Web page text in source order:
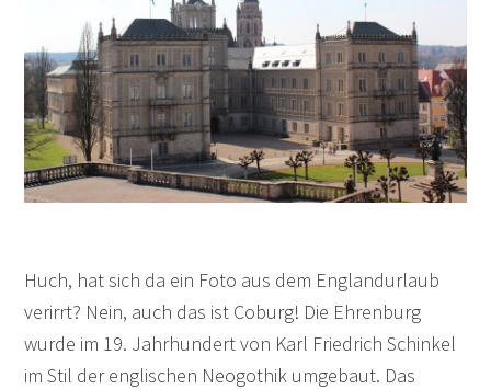
Huch, hat sich da ein Foto aus dem Englandurlaub
verirrt? Nein, auch das ist Coburg! Die Ehrenburg
wurde im 19. Jahrhundert von Karl Friedrich Schinkel
im Stil der englischen Neogothik umgebaut. Das